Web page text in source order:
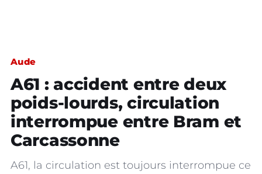
Aude
A61 : accident entre deux
poids-lourds, circulation
interrompue entre Bram et
Carcassonne
A61, la circulation est toujours interrompue ce